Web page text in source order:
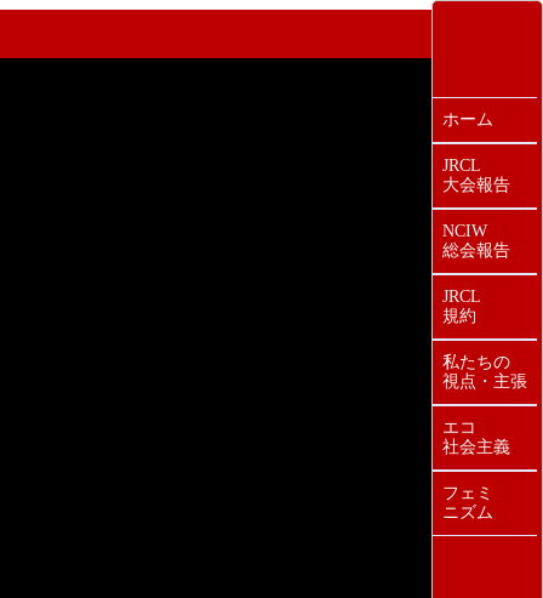
ホーム
JRCL
大会報告
NCIW
総会報告
JRCL
規約
私たちの
視点・主張
エコ
社会主義
フェミ
ニズム